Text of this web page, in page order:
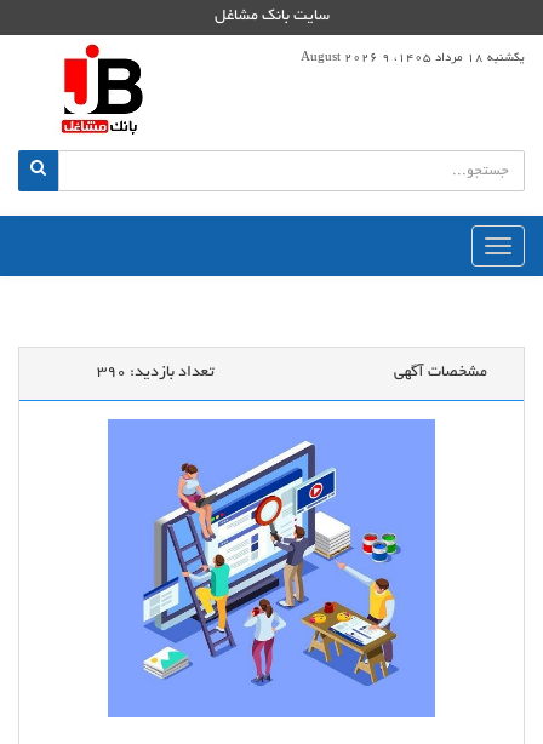
سایت بانک مشاغل
یکشنبه 18 مرداد 1405، 9 August 2026
منوی
اصلی
مشخصات آگهی تعداد بازدید: